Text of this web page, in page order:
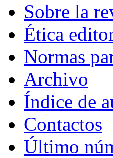
Sobre la
Ética
Normas
Archivo
Índice de
Contactos
Último